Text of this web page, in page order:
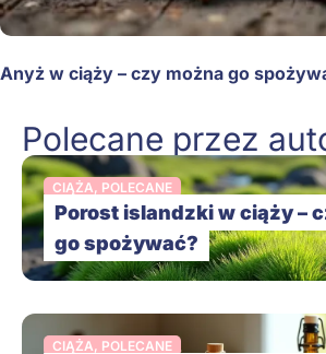
Anyż w ciąży – czy można go
Polecane przez
CIĄŻA, POLECANE
Porost islandzki w ciąży –
go spożywać?
CIĄŻA, POLECANE